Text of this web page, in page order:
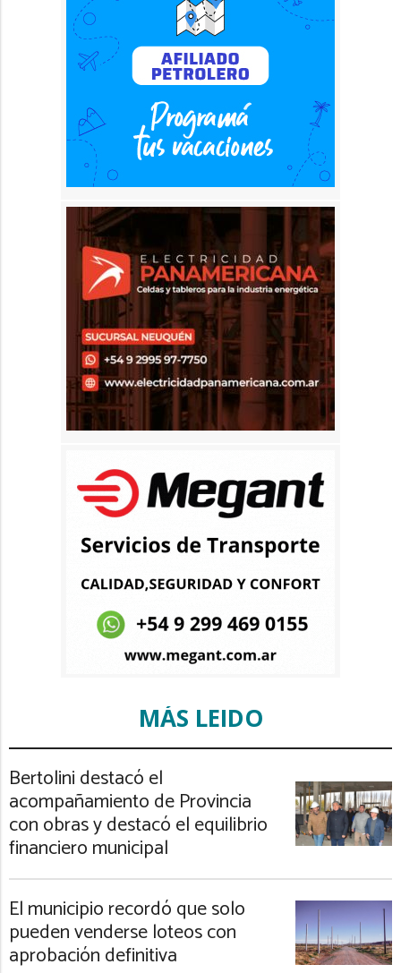
MÁS LEIDO
Bertolini destacó el
acompañamiento de Provincia
con obras y destacó el equilibrio
financiero municipal
El municipio recordó que solo
pueden venderse loteos con
aprobación definitiva